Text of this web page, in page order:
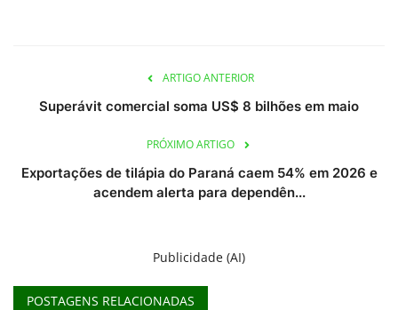
ARTIGO ANTERIOR
Superávit comercial soma US$ 8 bilhões em maio
PRÓXIMO ARTIGO
Exportações de tilápia do Paraná caem 54% em 2026 e
acendem alerta para dependên...
Publicidade (AI)
POSTAGENS RELACIONADAS